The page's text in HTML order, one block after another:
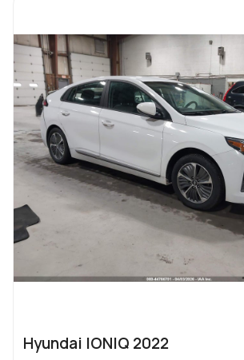
Hyundai IONIQ 2022